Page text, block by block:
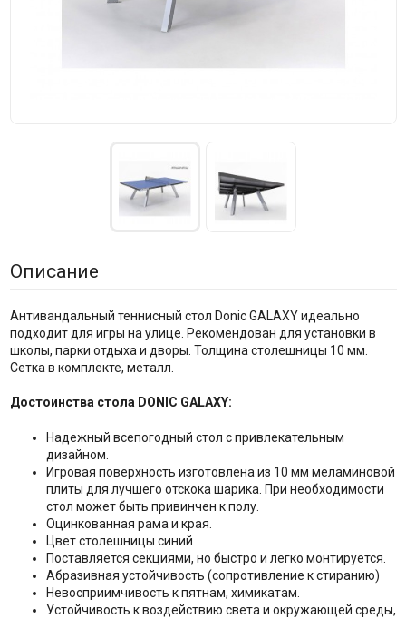
Описание
Антивандальный теннисный стол Donic GALAXY идеально
подходит для игры на улице. Рекомендован для установки в
школы, парки отдыха и дворы. Толщина столешницы 10 мм.
Сетка в комплекте, металл.
Достоинства стола DONIC GALAXY:
Надежный всепогодный стол с привлекательным
дизайном.
Игровая поверхность изготовлена из 10 мм меламиновой
плиты для лучшего отскока шарика. При необходимости
стол может быть привинчен к полу.
Оцинкованная рама и края.
Цвет столешницы синий
Поставляется секциями, но быстро и легко монтируется.
Абразивная устойчивость (сопротивление к стиранию)
Невосприимчивость к пятнам, химикатам.
Устойчивость к воздействию света и окружающей среды,